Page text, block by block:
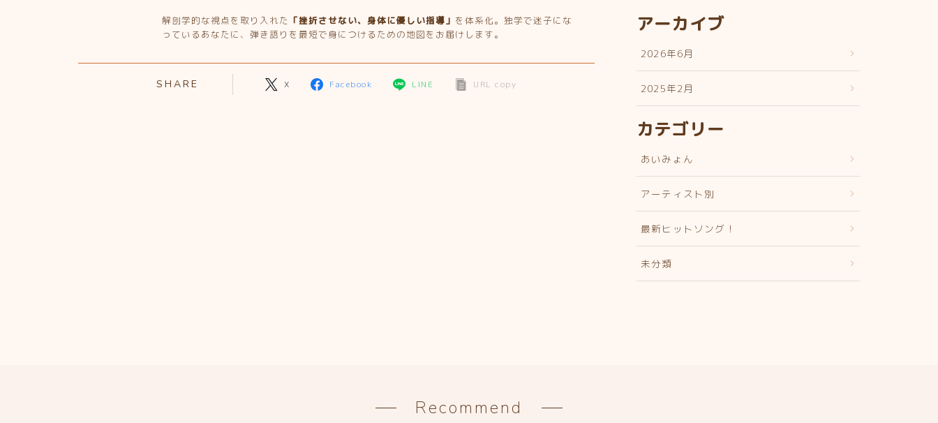
解剖学的な視点を取り入れた 「挫折させない、身体に優しい指導」 を体系化。独学で迷子にな
っているあなたに、弾き語りを最短で身につけるための地図をお届けします。
SHARE X Facebook LINE URL copy
アーカイブ
2026年6月
2025年2月
カテゴリー
あいみょん
アーティスト別
最新ヒットソング！
未分類
Recommend